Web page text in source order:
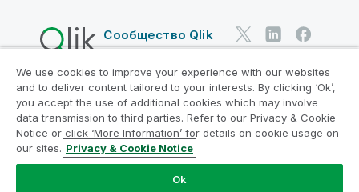
Сообщество Qlik
Юридические соглашения
Условия использования продуктов
Legal Policies
Юридические положения
Условия использования
Товарные знаки
Do Not Share My Info
© QlikTech International AB, 1993-2026. Все права
We use cookies to improve your experience with our websites
and to deliver content tailored to your interests. By clicking ‘Ok’,
you accept the use of additional cookies which may involve
data transmission to third parties. Refer to our Privacy & Cookie
Notice or click ‘More Information’ for details on cookie usage on
our sites. Privacy & Cookie Notice
Ok